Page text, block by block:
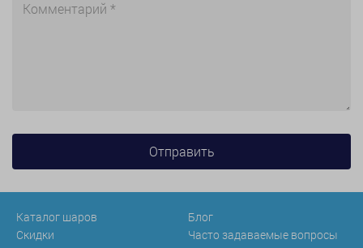
Каталог шаров
Скидки
Блог
Часто задаваемые вопросы